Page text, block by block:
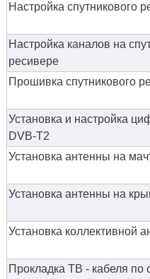
Настройка спутникового
Настройка каналов на
ресивере
Прошивка спутникового
Установка и настройка
DVB-T2
Установка антенны на
Установка антенны на
Установка коллективной
Прокладка ТВ - кабеля по